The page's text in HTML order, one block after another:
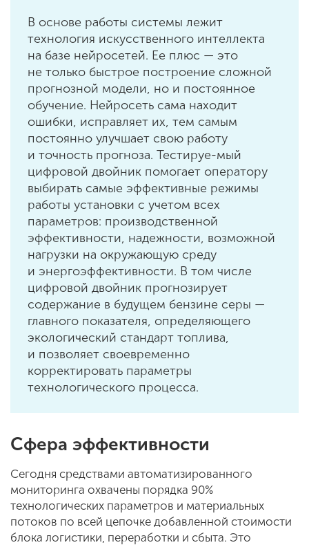
В основе работы системы лежит
технология искусственного интеллекта
на базе нейросетей. Ее плюс — это
не только быстрое построение сложной
прогнозной модели, но и постоянное
обучение. Нейросеть сама находит
ошибки, исправляет их, тем самым
постоянно улучшает свою работу
и точность прогноза. Тестируе-мый
цифровой двойник помогает оператору
выбирать самые эффективные режимы
работы установки с учетом всех
параметров: производственной
эффективности, надежности, возможной
нагрузки на окружающую среду
и энергоэффективности. В том числе
цифровой двойник прогнозирует
содержание в будущем бензине серы —
главного показателя, определяющего
экологический стандарт топлива,
и позволяет своевременно
корректировать параметры
технологического процесса.
Сфера эффективности
Сегодня средствами автоматизированного
мониторинга охвачены порядка 90%
технологических параметров и материальных
потоков по всей цепочке добавленной стоимости
блока логистики, переработки и сбыта. Это